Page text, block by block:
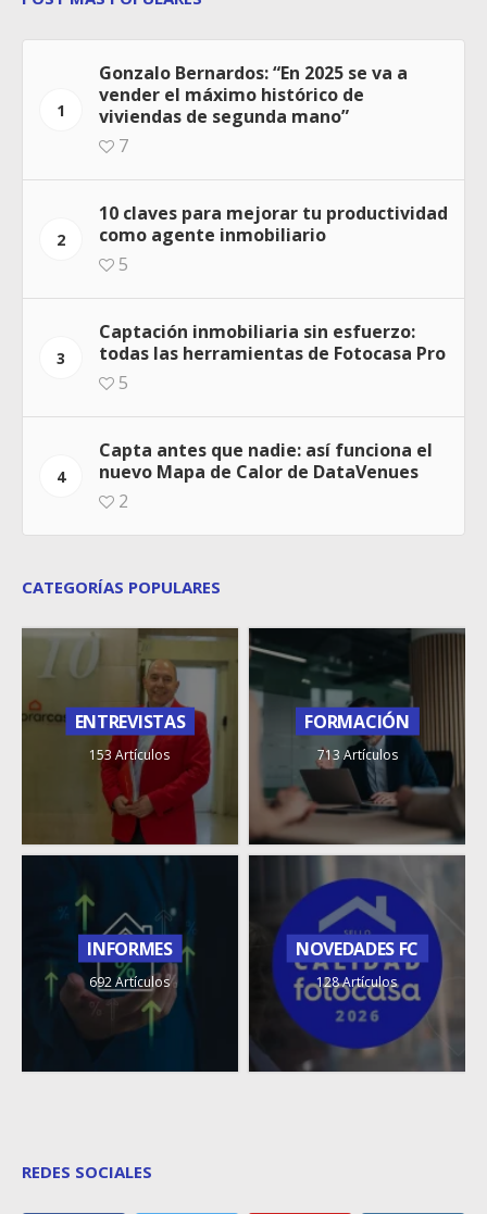
1
Gonzalo Bernardos: “En 2025 se va a
vender el máximo histórico de
viviendas de segunda mano”
7
2
10 claves para mejorar tu productividad
como agente inmobiliario
5
3
Captación inmobiliaria sin esfuerzo:
todas las herramientas de Fotocasa Pro
5
4
Capta antes que nadie: así funciona el
nuevo Mapa de Calor de DataVenues
2
CATEGORÍAS POPULARES
ENTREVISTAS
153 Artículos
FORMACIÓN
713 Artículos
INFORMES
692 Artículos
NOVEDADES FC
128 Artículos
REDES SOCIALES